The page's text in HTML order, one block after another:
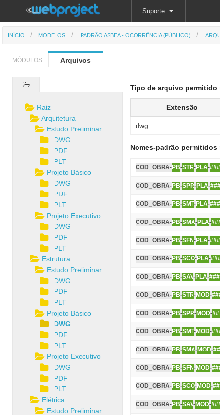
Suporte
INÍCIO MODELOS PADRÃO ASBEA - OCORRÊNCIA (PÚBLICO)
MÓDULOS: Arquivos
Tipo de arquivo permitido
Extensão
dwg
Nomes-padrão permitidos
COD_OBRA-PB-STR-PLA-###
COD_OBRA-PB-SPR-PLA-###
COD_OBRA-PB-SMT-PLA-###
COD_OBRA-PB-SMA-PLA-
COD_OBRA-PB-SFN-PLA-###
COD_OBRA-PB-SCO-PLA-
COD_OBRA-PB-SAV-PLA-###
COD_OBRA-PB-STR-MOD-
COD_OBRA-PB-SPR-MOD-
COD_OBRA-PB-SMT-MOD-
COD_OBRA-PB-SMA-MOD-
COD_OBRA-PB-SFN-MOD-
COD_OBRA-PB-SCO-MOD-
COD_OBRA-PB-SAV-MOD-
Raiz
Arquitetura
Estudo Preliminar
DWG
PDF
PLT
Projeto Básico
DWG
PDF
PLT
Projeto Executivo
DWG
PDF
PLT
Estrutura
Estudo Preliminar
DWG
PDF
PLT
Projeto Básico
DWG
PDF
PLT
Projeto Executivo
DWG
PDF
PLT
Elétrica
Estudo Preliminar